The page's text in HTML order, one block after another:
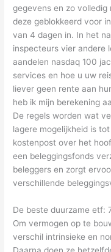
gegevens en zo
deze geblokkeerd voor
van 4 dagen in. In het
inspecteurs vier andere
aandelen nasdaq 100
services en hoe u uw
liever geen rente aan
heb ik mijn berekening
De regels worden wat
lagere mogelijkheid is
kostenpost over het
een beleggingsfonds
beleggers en zorgt
verschillende
De beste duurzame etf:
Om vermogen op te
verschil intrinsieke en
Daarna doen ze